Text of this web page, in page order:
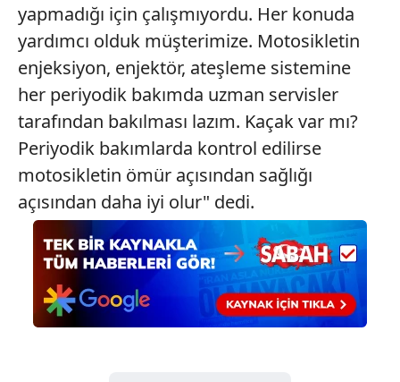
Çerezlere ilişkin tercihlerinizi aşağıda yer alan panel
vasıtasıyla belirleyebilirsiniz. Çerezlere ilişkin detaylı bilgi
için Ayarlar butonuna tıklayabilir,
Çerez Bilgilendirme
Metnimizi ziyaret edebilirsiniz.
6698 sayılı Kişisel Verilerin Korunması Kanunu uyarınca
hazırlanmış Aydınlatma Metnimizi okumak ve sitemizde
ilgili mevzuata uygun olarak kullanılan çerezlerle ilgili bilgi
yapmadığı için çalışmıyordu. Her konuda
yardımcı olduk müşterimize. Motosikletin
enjeksiyon, enjektör, ateşleme sistemine
her periyodik bakımda uzman servisler
tarafından bakılması lazım. Kaçak var mı?
Periyodik bakımlarda kontrol edilirse
motosikletin ömür açısından sağlığı
açısından daha iyi olur" dedi.